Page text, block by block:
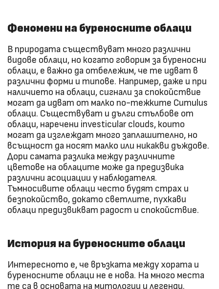
Феномени на буреносните облаци
В природата съществуват много различни
видове облаци, но когато говорим за буреносни
облаци, е важно да отбележим, че те идват в
различни форми и типове. Например, даже и при
наличието на облаци, сигнали за спокойствие
могат да идват от малко по-тежките Cumulus
облаци. Съществуват и дълги стълбове от
облаци, наречени investicular clouds, които
могат да изглеждат много заплашително, но
всъщност да носят малко или никакви дъждове.
Дори самата разлика между различните
цветове на облаците може да предизвика
различни асоциации у наблюдателя.
Тъмносивите облаци често будят страх и
безпокойство, докато светлите, пухкави
облаци предизвикват радост и спокойствие.
История на буреносните облаци
Интересното е, че връзката между хората и
буреносните облаци не е нова. На много места
те са в основата на митологии и легенди.